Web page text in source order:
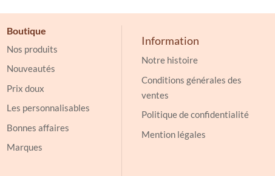
choisies
sur
la
produit
Boutique
Nos produits
Nouveautés
Prix doux
Les personnalisables
Bonnes affaires
Marques
Information
Notre histoire
Conditions générales des
ventes
Politique de confidentialité
Mention légales